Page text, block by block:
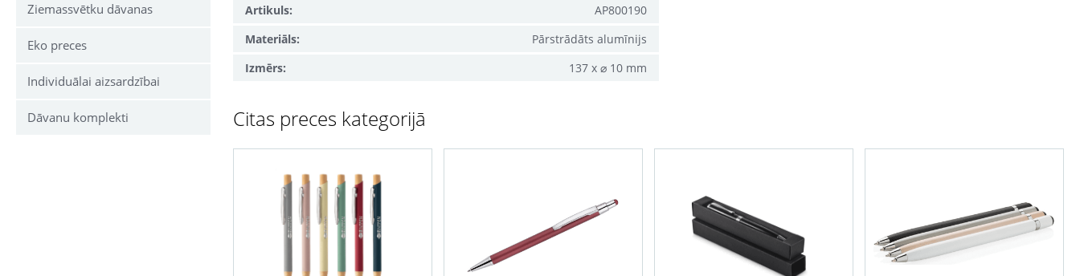
Ziemassvētku dāvanas
Eko preces
Individuālai aizsardzībai
Dāvanu komplekti
Artikuls:
AP800190
Materiāls:
Pārstrādāts alumīnijs
Izmērs:
137 x ⌀ 10 mm
Citas preces kategorijā